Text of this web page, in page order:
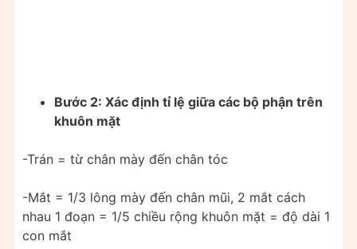
Bước 2: Xác định tỉ lệ giữa các bộ phận trên
khuôn mặt
-Trán = từ chân mày đến chân tóc
-Mắt = 1/3 lông mày đến chân mũi, 2 mắt cách
nhau 1 đoạn = 1/5 chiều rộng khuôn mặt = độ dài 1
con mắt